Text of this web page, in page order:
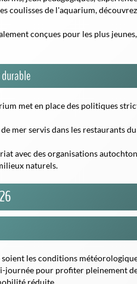
conçues pour les plus jeunes,
met en place des politiques
mer servis dans les restaurants
avec des organisations
naturels.
les conditions
journée pour profiter pleinement
réduite.
nique et des boutiques de
sont proposés pour